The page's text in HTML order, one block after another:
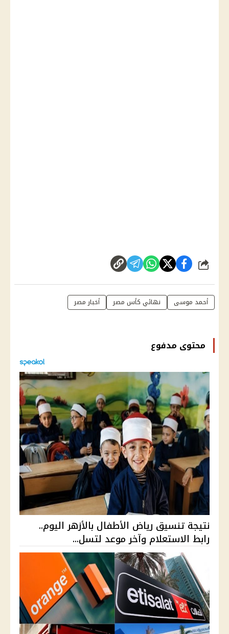
شارك
أحمد موسى نهائي كأس مصر أخبار مصر
محتوى مدفوع
نتيجة تنسيق رياض الأطفال بالأزهر اليوم..
رابط الاستعلام وآخر موعد لتسل...